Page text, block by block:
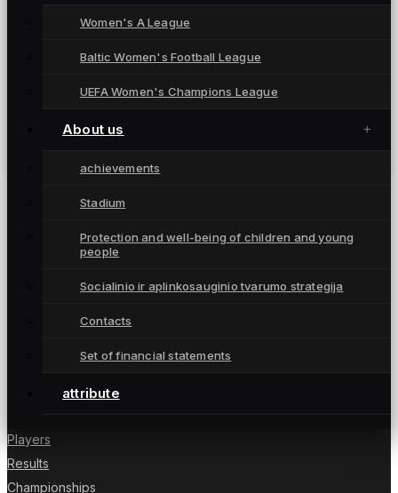
Women's A League
Baltic Women's Football League
UEFA Women's Champions League
About us
achievements
Stadium
Protection and well-being of children and young
people
Socialinio ir aplinkosauginio tvarumo strategija
Contacts
Set of financial statements
attribute
Geltonai juodų gretas sustiprino patirties
Moterų futbolo klubas „Gintra“ – daugkartinės
Lietuvai UEFA moterų Čempionių lygoje.
Players
Results
Championships